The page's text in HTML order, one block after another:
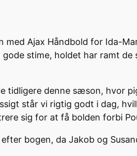
Ajax Håndbold for Ida-
stime, holdet har ramt
tidligere denne sæson, hvor
står vi rigtig godt i dag,
sig for at få bolden forbi
bogen, da Jakob og